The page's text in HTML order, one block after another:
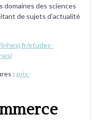
domaines des sciences
de sujets d’actualité
etudes-
: prix-